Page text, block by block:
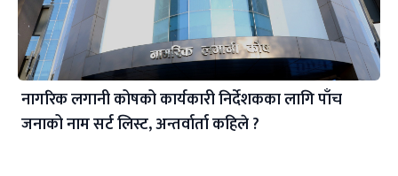
नागरिक लगानी कोषको कार्यकारी निर्देशकका लागि पाँच
जनाको नाम सर्ट लिस्ट, अन्तर्वार्ता कहिले ?